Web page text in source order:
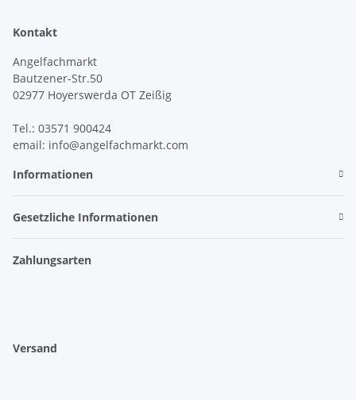
Kontakt
Angelfachmarkt
Bautzener-Str.50
02977 Hoyerswerda OT Zeißig
Tel.: 03571 900424
email: info@angelfachmarkt.com
Informationen
Gesetzliche Informationen
Zahlungsarten
Versand